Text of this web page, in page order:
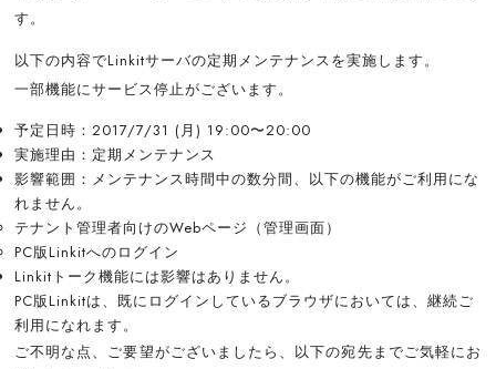
す。
以下の内容でLinkitサーバの定期メンテナンスを実施します。
一部機能にサービス停止がございます。
予定日時：2017/7/31 (月) 19:00〜20:00
実施理由：定期メンテナンス
影響範囲：メンテナンス時間中の数分間、以下の機能がご利用にな
れません。
テナント管理者向けのWebページ（管理画面）
PC版Linkitへのログイン
Linkitトーク機能には影響はありません。
PC版Linkitは、既にログインしているブラウザにおいては、継続ご
利用になれます。
ご不明な点、ご要望がございましたら、以下の宛先までご気軽にお